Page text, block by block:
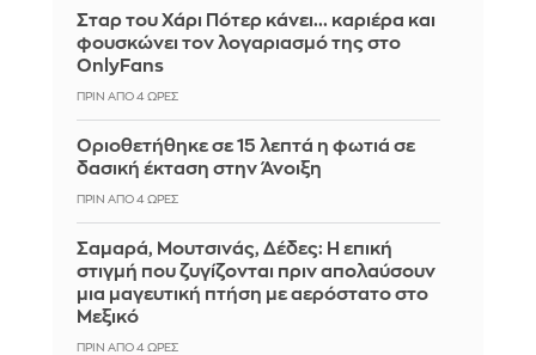
Σταρ του Χάρι Πότερ κάνει... καριέρα και
φουσκώνει τον λογαριασμό της στο
OnlyFans
ΠΡΙΝ ΑΠΌ 4 ΏΡΕΣ
Οριοθετήθηκε σε 15 λεπτά η φωτιά σε
δασική έκταση στην Άνοιξη
ΠΡΙΝ ΑΠΌ 4 ΏΡΕΣ
Σαμαρά, Μουτσινάς, Δέδες: Η επική
στιγμή που ζυγίζονται πριν απολαύσουν
μια μαγευτική πτήση με αερόστατο στο
Μεξικό
ΠΡΙΝ ΑΠΌ 4 ΏΡΕΣ